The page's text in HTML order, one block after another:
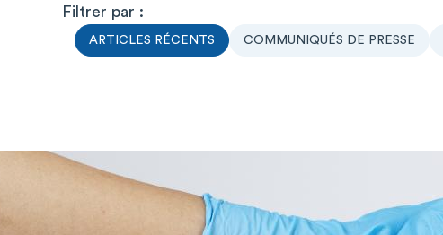
Filtrer par :
ARTICLES RÉCENTS COMMUNIQUÉS DE PRESSE